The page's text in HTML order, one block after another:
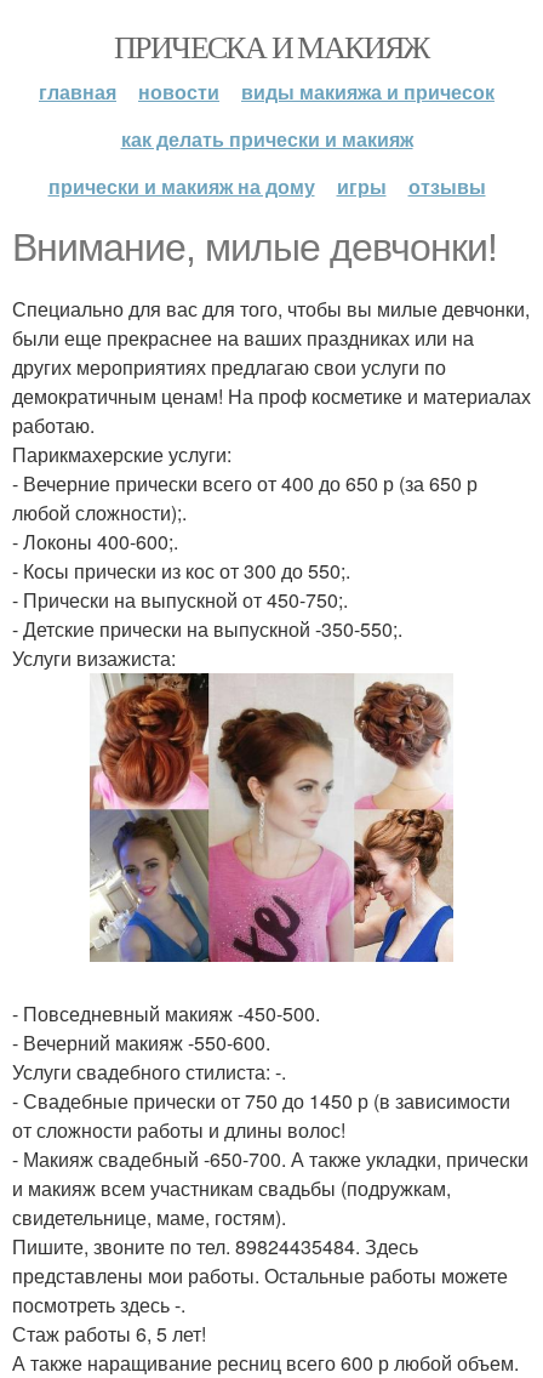
ПРИЧЕСКА И МАКИЯЖ
главная новости
виды макияжа и причесок
как делать прически и макияж
прически и макияж на дому
игры отзывы
Внимание, милые девчонки!
Специально для вас для того, чтобы вы милые девчонки,
были еще прекраснее на ваших праздниках или на
других мероприятиях предлагаю свои услуги по
демократичным ценам! На проф косметике и материалах
работаю.
Парикмахерские услуги:
- Вечерние прически всего от 400 до 650 р (за 650 р
любой сложности);.
- Локоны 400-600;.
- Косы прически из кос от 300 до 550;.
- Прически на выпускной от 450-750;.
- Детские прически на выпускной -350-550;.
Услуги визажиста:
- Повседневный макияж -450-500.
- Вечерний макияж -550-600.
Услуги свадебного стилиста: -.
- Свадебные прически от 750 до 1450 р (в зависимости
от сложности работы и длины волос!
- Макияж свадебный -650-700. А также укладки, прически
и макияж всем участникам свадьбы (подружкам,
свидетельнице, маме, гостям).
Пишите, звоните по тел. 89824435484. Здесь
представлены мои работы. Остальные работы можете
посмотреть здесь -.
Стаж работы 6, 5 лет!
А также наращивание ресниц всего 600 р любой объем.